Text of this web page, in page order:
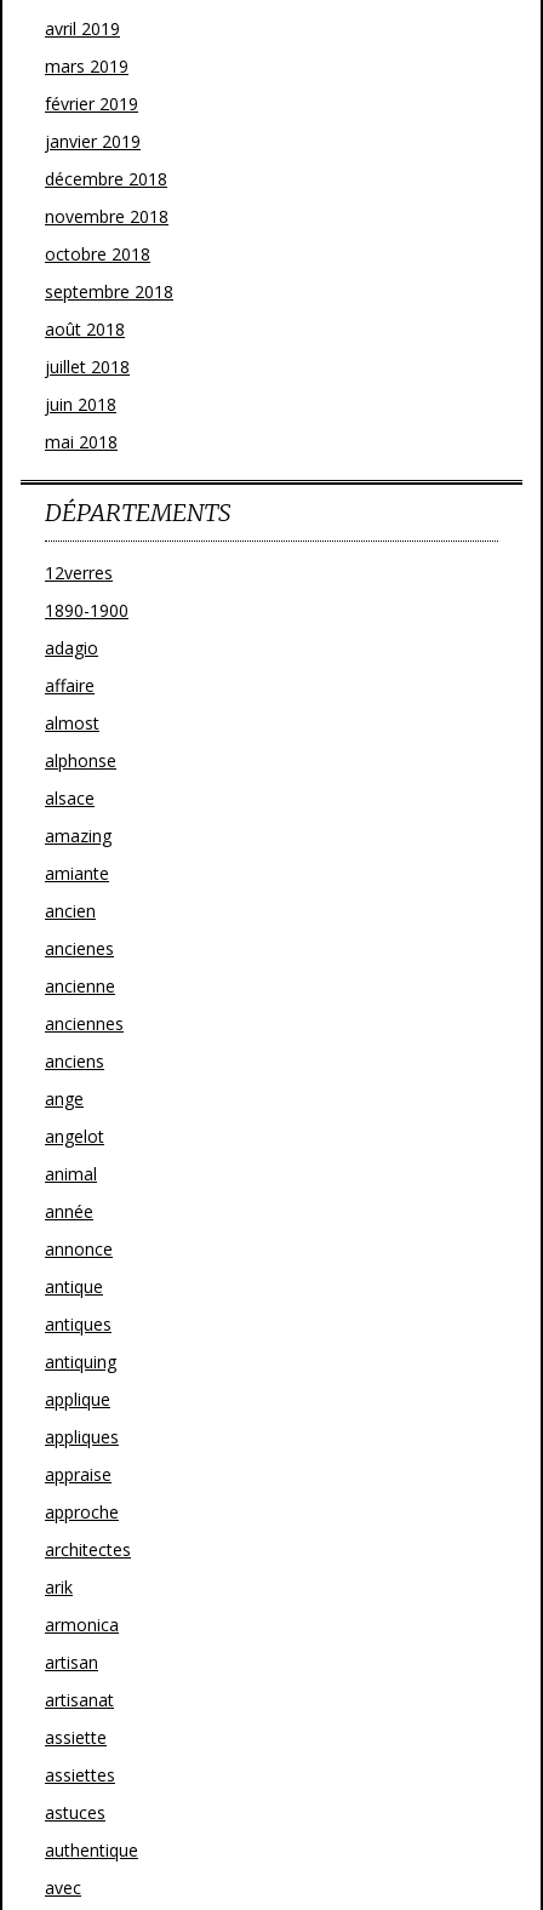
avril 2019
mars 2019
février 2019
janvier 2019
décembre 2018
novembre 2018
octobre 2018
septembre 2018
août 2018
juillet 2018
juin 2018
mai 2018
DÉPARTEMENTS
12verres
1890-1900
adagio
affaire
almost
alphonse
alsace
amazing
amiante
ancien
ancienes
ancienne
anciennes
anciens
ange
angelot
animal
année
annonce
antique
antiques
antiquing
applique
appliques
appraise
approche
architectes
arik
armonica
artisan
artisanat
assiette
assiettes
astuces
authentique
avec